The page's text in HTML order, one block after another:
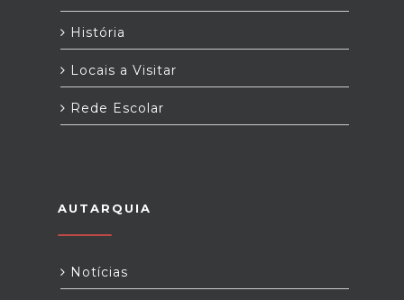
História
Locais a Visitar
Rede Escolar
AUTARQUIA
Notícias